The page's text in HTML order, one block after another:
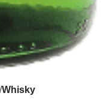
Whisky